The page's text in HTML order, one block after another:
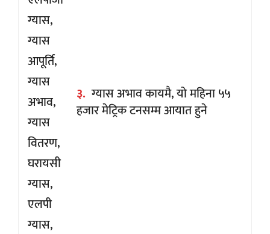
३. ग्यास अभाव कायमै, यो महिना ५५
हजार मेट्रिक टनसम्म आयात हुने